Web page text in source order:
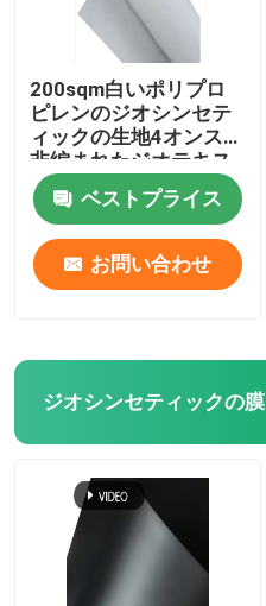
ジオメンブレンの溶接機
200sqm白いポリプロ
ピレンのジオシンセテ
ィックの生地4オンスの
非編まれたジオテキス
タイルの生地
ベストプライス
お問い合わせ
ジオシンセティックの膜